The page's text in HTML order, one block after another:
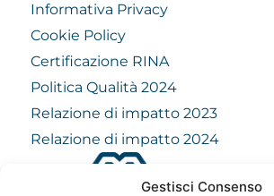
Gestisci Consenso
Informativa Privacy
Cookie Policy
Certificazione RINA
Politica Qualità 2024
Relazione di impatto 2023
Relazione di impatto 2024